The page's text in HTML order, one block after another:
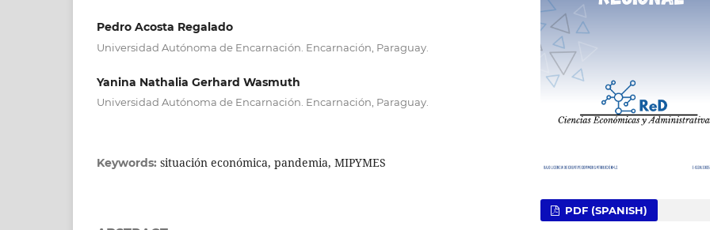
Pedro Acosta Regalado
Universidad Autónoma de Encarnación. Encarnación, Paraguay.
Yanina Nathalia Gerhard Wasmuth
Universidad Autónoma de Encarnación. Encarnación, Paraguay.
Keywords: situación económica, pandemia, MIPYMES
PDF (SPANISH)